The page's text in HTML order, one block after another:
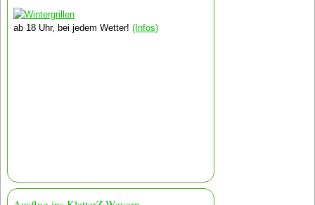
ab 18 Uhr, bei jedem Wetter! (Infos)